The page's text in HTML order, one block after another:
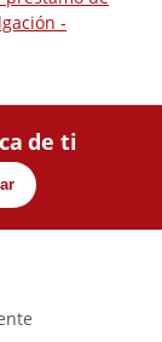
-
de ti